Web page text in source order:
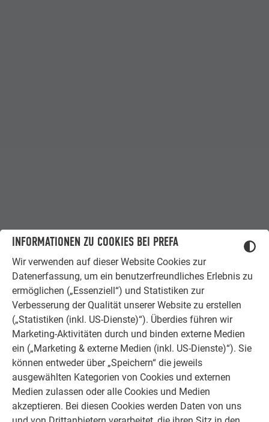
INFORMATIONEN ZU COOKIES BEI PREFA
Wir verwenden auf dieser Website Cookies zur
Datenerfassung, um ein benutzerfreundliches Erlebnis zu
ermöglichen („Essenziell“) und Statistiken zur
Verbesserung der Qualität unserer Website zu erstellen
(„Statistiken (inkl. US-Dienste)“). Überdies führen wir
Marketing-Aktivitäten durch und binden externe Medien
ein („Marketing & externe Medien (inkl. US-Dienste)“). Sie
können entweder über „Speichern“ die jeweils
ausgewählten Kategorien von Cookies und externen
Medien zulassen oder alle Cookies und Medien
akzeptieren. Bei diesen Cookies werden Daten von uns